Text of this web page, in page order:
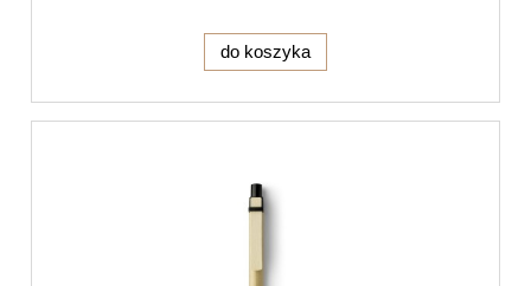
do koszyka